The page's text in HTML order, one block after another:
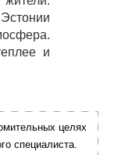
и
целях
специалиста.